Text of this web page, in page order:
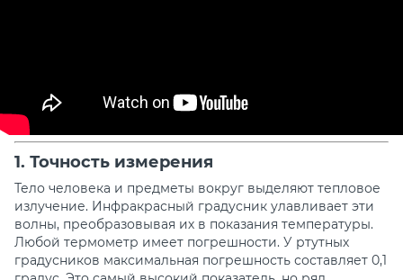
1. Точность измерения
Тело человека и предметы вокруг выделяют тепловое
излучение. Инфракрасный градусник улавливает эти
волны, преобразовывая их в показания температуры.
Любой термометр имеет погрешности. У ртутных
градусников максимальная погрешность составляет 0,1